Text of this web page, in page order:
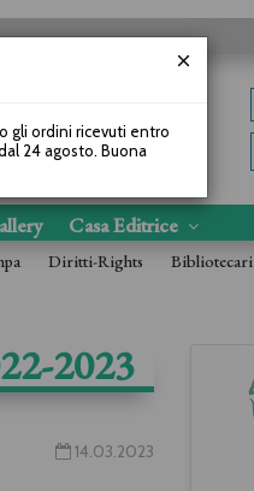
Casa Editrice
Diritti-Rights Bibliotecari
2023
14.03.2023
gli ordini ricevuti entro
24 agosto. Buona